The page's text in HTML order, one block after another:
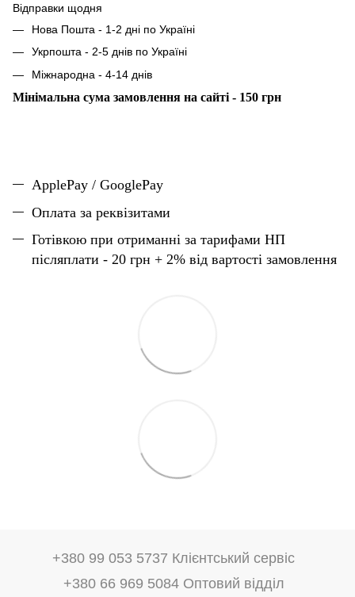
Відправки щодня
Нова Пошта - 1-2 дні по Україні
Укрпошта - 2-5 днів по Україні
Міжнародна - 4-14 днів
Мінімальна сума замовлення на сайті - 150 грн
ApplePay / GooglePay
Оплата за реквізитами
Готівкою при отриманні за тарифами НП
післяплати - 20 грн + 2% від вартості замовлення
+380 99 053 5737 Клієнтський сервіс
+380 66 969 5084 Оптовий відділ